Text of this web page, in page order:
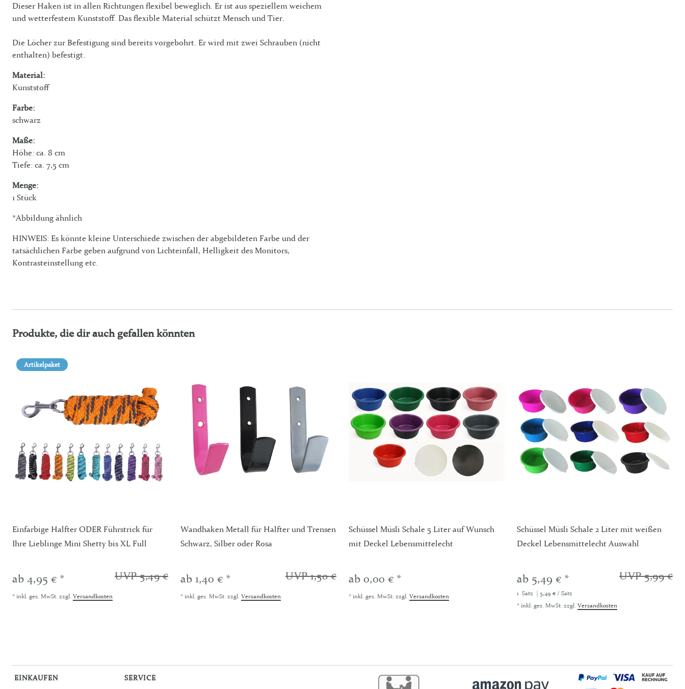
Dieser Haken ist in allen Richtungen flexibel beweglich. Er ist aus speziellem weichem
und wetterfestem Kunststoff. Das flexible Material schützt Mensch und Tier.
Die Löcher zur Befestigung sind bereits vorgebohrt. Er wird mit zwei Schrauben (nicht
enthalten) befestigt.
Material:
Kunststoff
Farbe:
schwarz
Maße:
Höhe: ca. 8 cm
Tiefe: ca. 7,5 cm
Menge:
1 Stück
*Abbildung ähnlich
HINWEIS: Es könnte kleine Unterschiede zwischen der abgebildeten Farbe und der
tatsächlichen Farbe geben aufgrund von Lichteinfall, Helligkeit des Monitors,
Kontrasteinstellung etc.
Produkte, die dir auch gefallen könnten
Artikelpaket
Einfarbige Halfter ODER Führstrick für
Ihre Lieblinge Mini Shetty bis XL Full
UVP 5,49 €
ab 4,95 € *
* inkl. ges. MwSt. zzgl. Versandkosten
Wandhaken Metall für Halfter und Trensen
Schwarz, Silber oder Rosa
UVP 1,50 €
ab 1,40 € *
* inkl. ges. MwSt. zzgl. Versandkosten
Schüssel Müsli Schale 5 Liter auf Wunsch
mit Deckel Lebensmittelecht
ab 0,00 € *
* inkl. ges. MwSt. zzgl. Versandkosten
Schüssel Müsli Schale 2 Liter mit weißen
Deckel Lebensmittelecht Auswahl
UVP 5,99 €
ab 5,49 € *
1 Satz | 5,49 € / Satz
* inkl. ges. MwSt. zzgl. Versandkosten
EINKAUFEN SERVICE